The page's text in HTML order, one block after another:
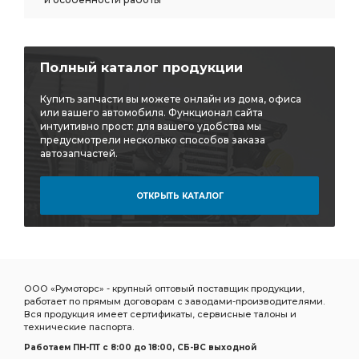
МОСТ ЗАДНИЙ i=6,77 с АБС КАРТЕР ЗАДНЕГО МОСТА
КАРТЕР ЗАДНЕГО i=6,7 АЗ УРАЛ
РЕДУКТОР СРЕДНЕГО МОСТА i=6.77
СРЕДНЕГО МОСТА i=6.77
СРЕДНЕГО МОСТА i=6.77 48 зуб
РАМА Необходимы ПД АЗ УРАЛ РАМА Необходимы
Усилитель тормозов передней рессоры
БМКД фланец с торцевыми шлицами
БМКД фланец с торцевыми МОСТ ЗАДНИЙ АЗ УРАЛ
Полный каталог продукции
Купить запчасти вы можете онлайн из дома, офиса
или вашего автомобиля. Функционал сайта
интуитивно прост: для вашего удобства мы
предусмотрели несколько способов заказа
автозапчастей.
ОТКРЫТЬ КАТАЛОГ
ООО «Румоторс» - крупный оптовый поставщик продукции,
работает по прямым договорам с заводами-производителями.
Вся продукция имеет сертификаты, сервисные талоны и
технические паспорта.
Работаем ПН-ПТ c 8:00 до 18:00, СБ-ВС выходной